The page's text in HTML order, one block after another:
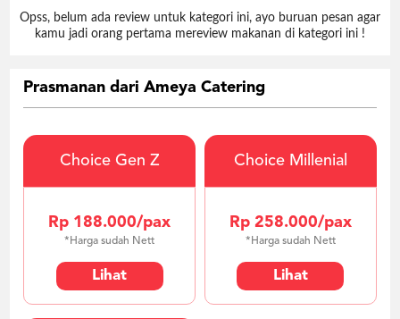
Opss, belum ada review untuk kategori ini, ayo buruan pesan agar
kamu jadi orang pertama mereview makanan di kategori ini !
Prasmanan dari Ameya Catering
Choice Gen Z
Rp 188.000/pax
*Harga sudah Nett
Lihat
Choice Millenial
Rp 258.000/pax
*Harga sudah Nett
Lihat